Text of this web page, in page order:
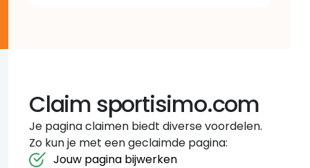
Claim sportisimo.com
Je pagina claimen biedt diverse voordelen.
Zo kun je met een geclaimde pagina:
Jouw pagina bijwerken